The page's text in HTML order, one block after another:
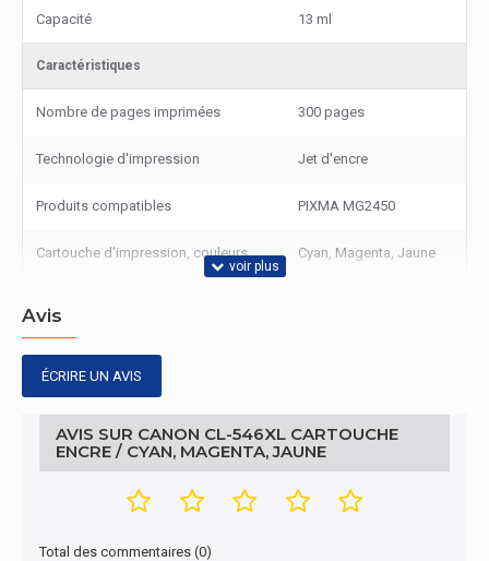
Capacité 13 ml
Caractéristiques
Nombre de pages imprimées 300 pages
Technologie d'impression Jet d'encre
Produits compatibles PIXMA MG2450
Cartouche d'impression, couleurs Cyan, Magenta, Jaune
Avis
ÉCRIRE UN AVIS
AVIS SUR CANON CL-546XL CARTOUCHE
ENCRE / CYAN, MAGENTA, JAUNE
Total des commentaires (0)